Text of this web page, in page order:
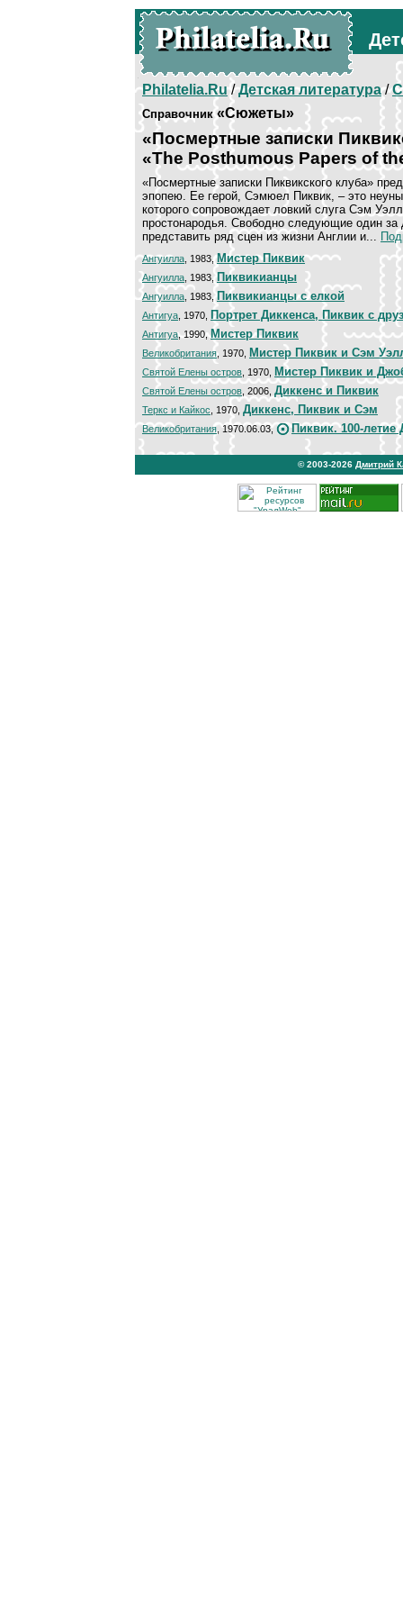
Philatelia.Ru/Детская литература/
Справочник«Сюжеты»
«Посмертные записки
«The Posthumous Papers of
«Посмертные записки Пиквикского клуба»
эпопею. Ее герой, Сэмюел Пиквик, – это
которого сопровождает ловкий слуга Сэм
простонародья. Свободно следующие один за
представить ряд сцен из жизни Англии и...
Ангуилла , 1983,Мистер Пиквик
Ангуилла , 1983,Пиквикианцы
Ангуилла , 1983, Пиквикианцы с елкой
Антигуа , 1970, Портрет Диккенса, Пиквик с
Антигуа, 1990,Мистер Пиквик
Великобритания, 1970, Мистер Пиквик и Сэм
Святой Елены остров , 1970, Мистер Пиквик и
Святой Елены остров , 2006, Диккенс и Пиквик
Теркс и Кайкос , 1970, Диккенс, Пиквик и Сэм
Великобритания , 1970.06.03, Пиквик. 100-летие
© 2003-2026 Дмитрий